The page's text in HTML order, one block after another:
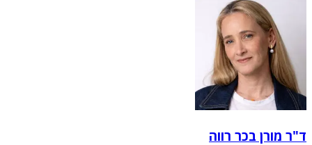
ד"ר מורן בכר רווה